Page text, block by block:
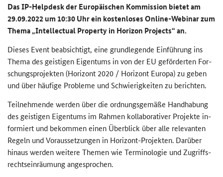
DasIP-Helpdeskder Eu­ro­päi­schen Kom­mis­si­on bie­tet am
29.09.2022 um 10:30 Uhr ein kos­ten­lo­sesOnline-Webinarzum
Thema „Intellectual Property in Horizon Projects“ an.
Die­ses Event be­ab­sich­tigt, eine grund­le­gen­de Ein­füh­rung ins
Thema des geis­ti­gen Ei­gen­tums in von der EU ge­för­der­ten For­
schungs­pro­jek­ten (Ho­ri­zont 2020 / Ho­ri­zont Eu­ro­pa) zu geben
und über häu­fi­ge Pro­ble­me und Schwie­rig­kei­ten zu be­rich­ten.
Teil­neh­men­de wer­den über die ord­nungs­ge­mä­ße Hand­ha­bung
des geis­ti­gen Ei­gen­tums im Rah­men kol­la­bo­ra­ti­ver Pro­jek­te in­
for­miert und be­kom­men einen Über­blick über alle re­le­van­ten
Re­geln und Vor­aus­set­zun­gen in Horizont-​Projekten. Dar­über
hin­aus wer­den wei­te­re The­men wie Ter­mi­no­lo­gie und Zu­griffs­
rechts­ein­räu­mung an­ge­spro­chen.